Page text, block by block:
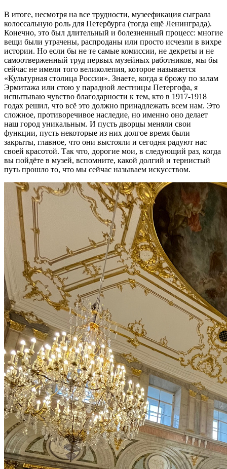
В итоге, несмотря на все трудности, музеефикация сыграла
колоссальную роль для Петербурга (тогда ещё Ленинграда).
Конечно, это был длительный и болезненный процесс: многие
вещи были утрачены, распроданы или просто исчезли в вихре
истории. Но если бы не те самые комиссии, не декреты и не
самоотверженный труд первых музейных работников, мы бы
сейчас не имели того великолепия, которое называется
«Культурная столица России». Знаете, когда я брожу по залам
Эрмитажа или стою у парадной лестницы Петергофа, я
испытываю чувство благодарности к тем, кто в 1917-1918
годах решил, что всё это должно принадлежать всем нам. Это
сложное, противоречивое наследие, но именно оно делает
наш город уникальным. И пусть дворцы меняли свои
функции, пусть некоторые из них долгое время были
закрыты, главное, что они выстояли и сегодня радуют нас
своей красотой. Так что, дорогие мои, в следующий раз, когда
вы пойдёте в музей, вспомните, какой долгий и тернистый
путь прошло то, что мы сейчас называем искусством.